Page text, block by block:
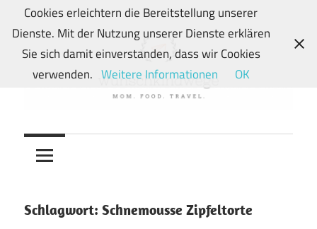
Zum
Inhalt
springen
wunschkindwege
Wunschkindern
und
Mein
Schlagwort: Schnemousse Zipfeltorte
Cookies erleichtern die Bereitstellung unserer
Dienste. Mit der Nutzung unserer Dienste erklären
Sie sich damit einverstanden, dass wir Cookies
verwenden. Weitere Informationen OK